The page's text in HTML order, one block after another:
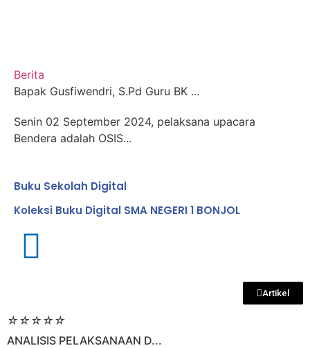
Berita
Bapak Gusfiwendri, S.Pd Guru BK ...
Senin 02 September 2024, pelaksana upacara
Bendera adalah OSIS...
Buku Sekolah Digital
Koleksi Buku Digital SMA NEGERI 1 BONJOL
Artikel
☆☆☆☆☆
ANALISIS PELAKSANAAN D...